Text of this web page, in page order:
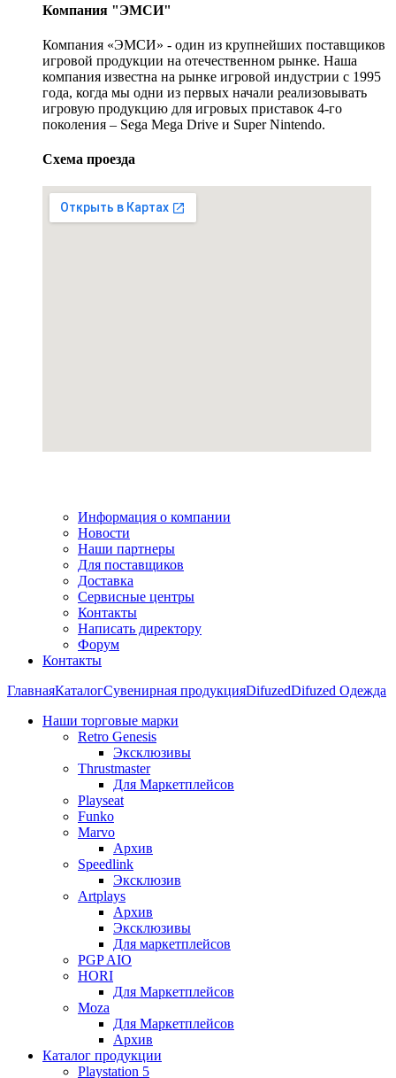
Компания "ЭМСИ"
Компания «ЭМСИ» - один из крупнейших поставщиков
игровой продукции на отечественном рынке. Наша
компания известна на рынке игровой индустрии с 1995
года, когда мы одни из первых начали реализовывать
игровую продукцию для игровых приставок 4-го
поколения – Sega Mega Drive и Super Nintendo.
Схема проезда
Информация о компании
Новости
Наши партнеры
Для поставщиков
Доставка
Сервисные центры
Контакты
Написать директору
Форум
Контакты
ГлавнаяКаталогСувенирная продукцияDifuzedDifuzed Одежда
Наши торговые марки
Retro Genesis
Эксклюзивы
Thrustmaster
Для Маркетплейсов
Playseat
Funko
Marvo
Архив
Speedlink
Эксклюзив
Artplays
Архив
Эксклюзивы
Для маркетплейсов
PGP AIO
HORI
Для Маркетплейсов
Moza
Для Маркетплейсов
Архив
Каталог продукции
Playstation 5